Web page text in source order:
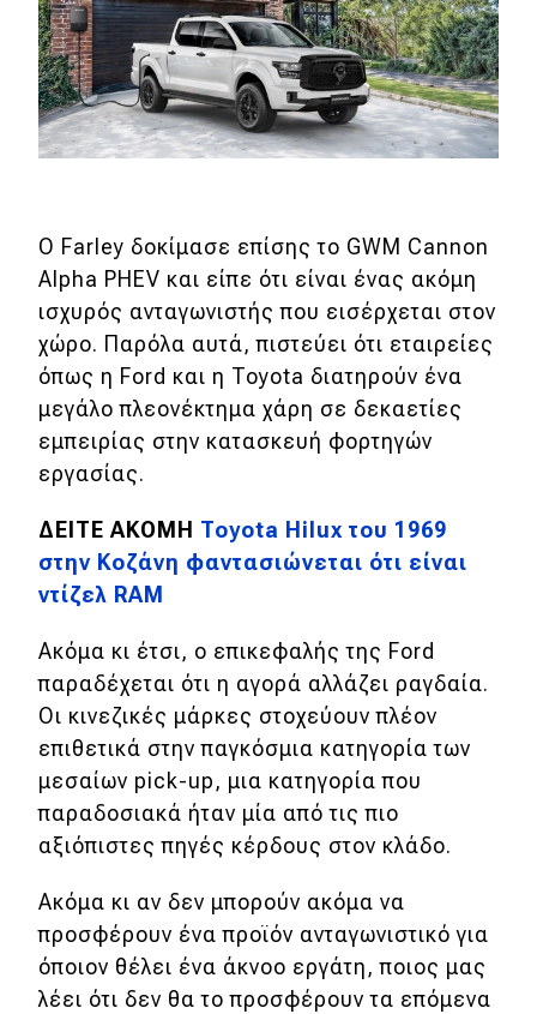
Ο Farley δοκίμασε επίσης το GWM Cannon
Alpha PHEV και είπε ότι είναι ένας ακόμη
ισχυρός ανταγωνιστής που εισέρχεται στον
χώρο. Παρόλα αυτά, πιστεύει ότι εταιρείες
όπως η Ford και η Toyota διατηρούν ένα
μεγάλο πλεονέκτημα χάρη σε δεκαετίες
εμπειρίας στην κατασκευή φορτηγών
εργασίας.
ΔΕΙΤΕ ΑΚΟΜΗ Toyota Hilux του 1969
στην Κοζάνη φαντασιώνεται ότι είναι
ντίζελ RAM
Ακόμα κι έτσι, ο επικεφαλής της Ford
παραδέχεται ότι η αγορά αλλάζει ραγδαία.
Οι κινεζικές μάρκες στοχεύουν πλέον
επιθετικά στην παγκόσμια κατηγορία των
μεσαίων pick-up, μια κατηγορία που
παραδοσιακά ήταν μία από τις πιο
αξιόπιστες πηγές κέρδους στον κλάδο.
Ακόμα κι αν δεν μπορούν ακόμα να
προσφέρουν ένα προϊόν ανταγωνιστικό για
όποιον θέλει ένα άκνοο εργάτη, ποιος μας
λέει ότι δεν θα το προσφέρουν τα επόμενα